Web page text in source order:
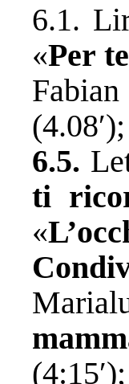
6.1.
«Per
Fabian
(4.08′);
6.5.
ti
«
(4:15′);